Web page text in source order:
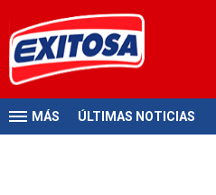
MÁS ÚLTIMAS NOTICIAS